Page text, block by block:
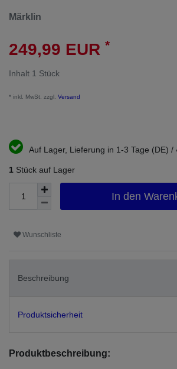
Märklin
249,99 EUR *
Inhalt 1 Stück
* inkl. MwSt. zzgl. Versand
Auf Lager, Lieferung in 1-3 Tage (DE) /
1 Stück auf Lager
In den
Wunschliste
Beschreibung
Produktsicherheit
Produktbeschreibung: